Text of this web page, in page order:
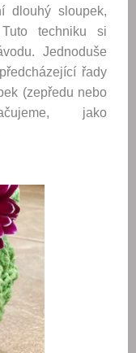
dlouhý sloupek,
techniku si
Jednoduše
řady
(zepředu nebo
jako